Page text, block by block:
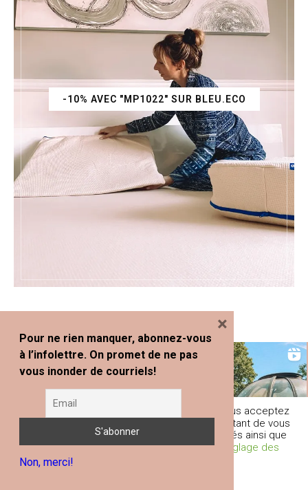
-10% AVEC "MP1022" SUR BLEU.ECO
En poursuivant votre navigation sur ce site, vous acceptez
l'utilisation de traceurs (cookies) nous permettant de vous
fournir les services et fonctionnalités proposés ainsi que
d’améliorer votre expérience globale.
Réglage des
Pour ne rien manquer, abonnez-vous
à l’infolettre. On promet de ne pas
vous inonder de courriels!
Non, merci!
×